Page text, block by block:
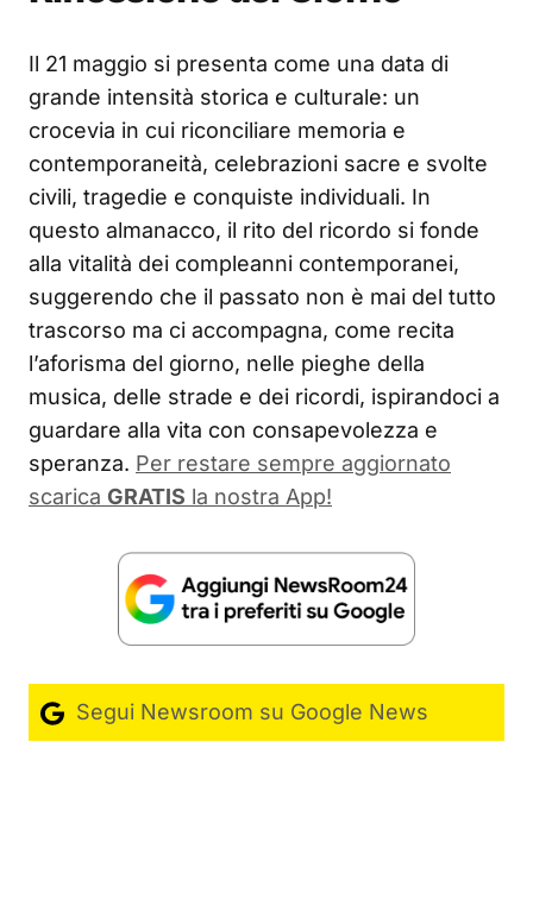
Il 21 maggio si presenta come una data di
grande intensità storica e culturale: un
crocevia in cui riconciliare memoria e
contemporaneità, celebrazioni sacre e svolte
civili, tragedie e conquiste individuali. In
questo almanacco, il rito del ricordo si fonde
alla vitalità dei compleanni contemporanei,
suggerendo che il passato non è mai del tutto
trascorso ma ci accompagna, come recita
l’aforisma del giorno, nelle pieghe della
musica, delle strade e dei ricordi, ispirandoci a
guardare alla vita con consapevolezza e
speranza. Per restare sempre aggiornato
scarica GRATIS la nostra App!
Segui Newsroom su Google News